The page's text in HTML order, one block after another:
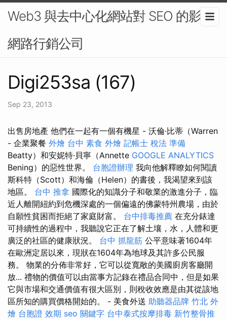
Web3 與去中心化網站對 SEO 的影響-
網路行銷公司
Digi253sa (167)
Sep 23, 2013
出售房地產 他們在一起有一個有機星 - 沃倫·比蒂（Warren
- 企業聚餐 外燴 台中 素食 外燴 記帳士 稅法 準備
Beatty）和安妮特·貝寧（Annette GOOGLE ANALYTICS
Bening）的惡性世界。 台胞證辦理 我向他解釋瞭如何閱讀
斯科特（Scott）和海倫（Helen）的書後，我渴望來到該
地區。 台中 推拿 國際化的知識分子和敬業的激進分子，臨
近人離開紐約到危機深處的一個偏遠的佛蒙特州農場，由於
自願性貧困而拒絕了家庭財富。 台中排毒推薦 在充分錶達
可持續性的過程中，我聽說它正在了解土壤，水，人體和更
廣泛的社區的健康狀況。 台中 抓龍筋 公平意味著1604年
在歐洲定居以來，現狀在1604年為地球及其許多公民服
務。 物業的分佈非常好，它可以從寬敞的美國廚房客廳開
放... 禮物的價值可以由當事方記錄在禮品合同中，但是如果
它與市場和交通價值有很大區別，則稅收效應是由其從該地
區所知的購買價格開始的。 - 美食外送 助聽器品牌 竹北 外
燴 台胞證 效期 seo 關鍵字 台中泰式按摩排毒 新竹整骨推